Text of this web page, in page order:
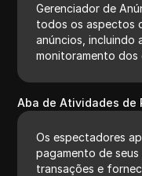
Gerenciador de
todos os aspectos
anúncios, incluindo
monitoramento dos
Aba de Atividades de
Os espectadores
pagamento de
transações e